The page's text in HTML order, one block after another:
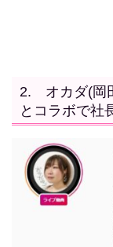
2. オカダ(岡
とコラボで社